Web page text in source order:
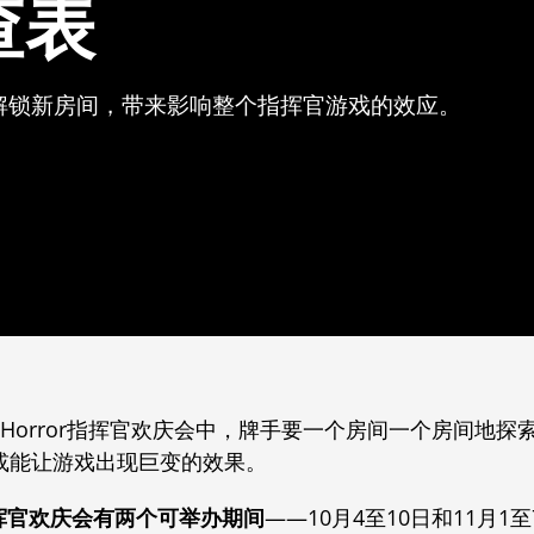
表
新房间，带来影响整个指挥官游戏的效应。
指挥官欢庆会中，牌手要一个房间一个房间地探
让游戏出现巨变的效果。
欢庆会有两个可举办期间——10月4至10日和11月1至